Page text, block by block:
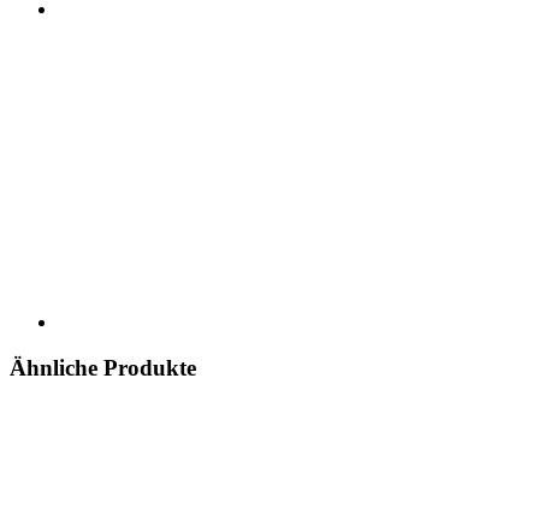
Ähnliche Produkte